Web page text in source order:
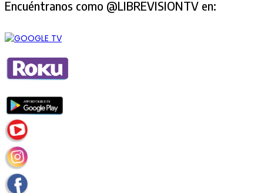
Encuéntranos como @LIBREVISIONTV en: